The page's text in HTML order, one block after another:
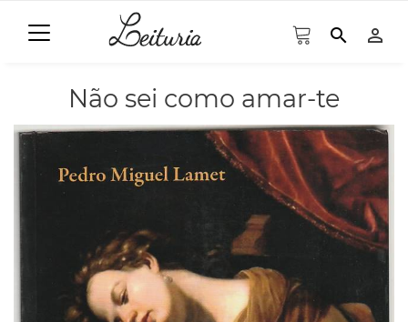
search person_outline
Não sei como amar-te